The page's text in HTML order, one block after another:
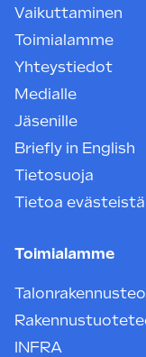
Vaikuttaminen
Toimialamme
Yhteystiedot
Medialle
Jäsenille
Briefly in English
Tietosuoja
Tietoa evästeistä
Toimialamme
INFRA